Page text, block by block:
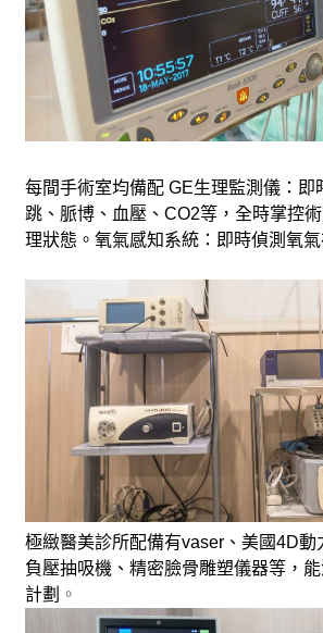
每間手術室均備配 GE生理監測儀：即
跳、脈博、血壓、CO2等，全時掌控
理狀態。氧氣感知系統：即時偵測氧
極緻醫美診所配備有vaser、美國4D動
負壓抽吸機、精密臉骨雕塑儀器等，
計劃 。